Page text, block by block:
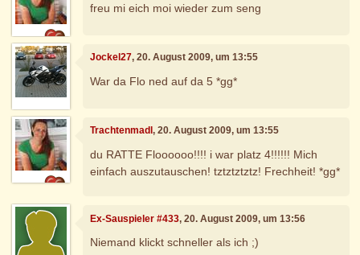
freu mi eich moi wieder zum seng
Jockel27, 20. August 2009, um 13:55
War da Flo ned auf da 5 *gg*
Trachtenmadl, 20. August 2009, um 13:55
du RATTE Floooooo!!!! i war platz 4!!!!!! Mich
einfach auszutauschen! tztztztztz! Frechheit! *gg*
Ex-Sauspieler #433, 20. August 2009, um 13:56
Niemand klickt schneller als ich ;)